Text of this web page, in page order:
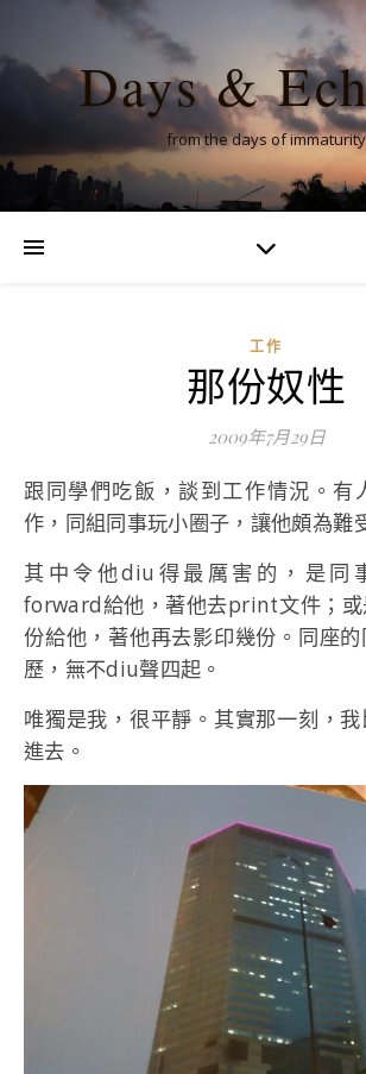
Days &
from the days of immaturity
工作
那份奴性
2009年7月29日
跟同學們吃飯，談到工作情況。有人剛剛找到新工
作，同組同事玩小圈子，讓他頗為難
其中令他diu得最厲害的，是同
forward給他，著他去print文件；或
份給他，著他再去影印幾份。同座
歷，無不diu聲四起。
唯獨是我，很平靜。其實那一刻，
進去。